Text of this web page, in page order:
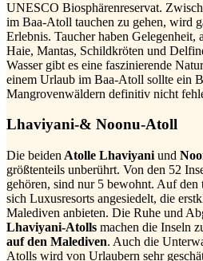
UNESCO Biosphärenreservat.
im Baa-Atoll tauchen zu gehen, wird
Erlebnis. Taucher haben Gelegenheit,
Haie, Mantas, Schildkröten und
Wasser gibt es eine faszinierende
einem Urlaub im Baa-Atoll sollte ein
Mangrovenwäldern definitiv nicht
Lhaviyani-& Noonu-Atoll
Die beiden Atolle Lhaviyani und
größtenteils unberührt. Von den 52
gehören, sind nur 5 bewohnt. Auf den
sich Luxusresorts angesiedelt, die
Malediven anbieten. Die Ruhe und
Lhaviyani-Atolls machen die Inseln
auf den Malediven. Auch die
Atolls wird von Urlaubern sehr